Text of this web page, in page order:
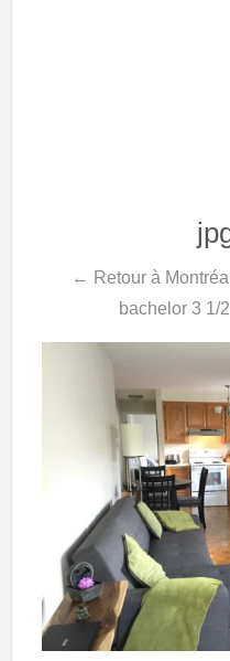
← Retour à
bachelor 3 1/